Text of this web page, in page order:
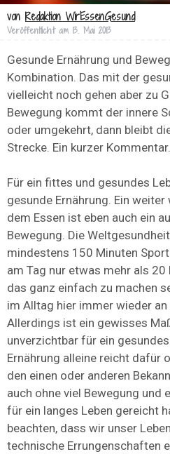
von Redaktion WirEssenGesund
Veröffentlicht am 13. Mai 2013
Gesunde Ernährung und
Kombination. Das mit der
vielleicht noch gehen aber zu
Bewegung kommt der innere
oder umgekehrt, dann bleibt
Strecke. Ein kurzer Kommentar.
Für ein fittes und gesundes
gesunde Ernährung. Ein
dem Essen ist eben auch ein
Bewegung. Die
mindestens 150 Minuten
am Tag nur etwas mehr als
das ganz einfach zu machen
im Alltag hier immer wieder an
Allerdings ist ein gewisses
unverzichtbar für ein
Ernährung alleine reicht dafür
den einen oder anderen
auch ohne viel Bewegung und
für ein langes Leben gereicht
beachten, dass wir unser
technische Errungenschaften